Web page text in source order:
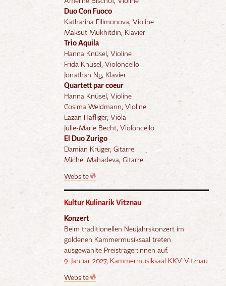
Duo Con Fuoco
Katharina Filimonova, Violine
Maksut Mukhitdin, Klavier
Trio Aquila
Hanna Knüsel, Violine
Frida Knüsel, Violoncello
Jonathan Ng, Klavier
Quartett par coeur
Hanna Knüsel, Violine
Cosima Weidmann, Violine
Lazan Häfliger, Viola
Julie-Marie Becht, Violoncello
El Duo Zurigo
Damian Krüger, Gitarre
Michel Mahadeva, Gitarre
Website
Kultur Kulinarik Vitznau
Konzert
Beim traditionellen Neujahrskonzert im
goldenen Kammermusiksaal treten
ausgewählte Preisträger:innen auf.
9. Januar 2027, Kammermusiksaal KKV Vitznau
Website